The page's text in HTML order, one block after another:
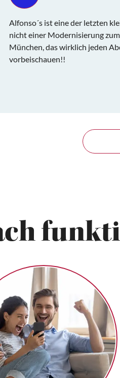
Alfonso´s ist eine der letzten
nicht einer Modernisierung
München, das wirklich jeden
vorbeischauen!!